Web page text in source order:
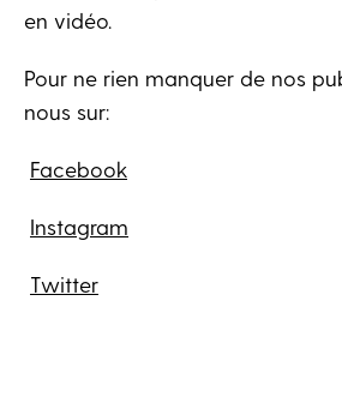
en vidéo.
Pour ne rien manquer de nos
nous sur:
Facebook
Instagram
Twitter